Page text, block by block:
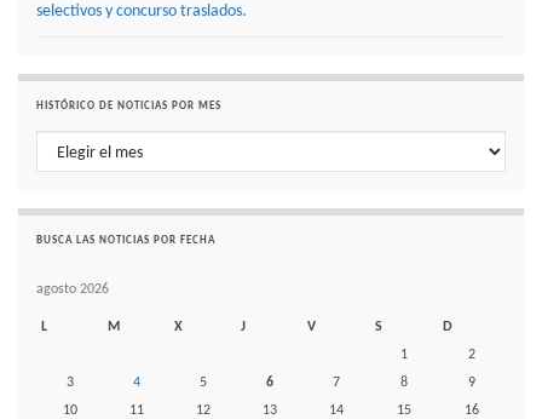
selectivos y concurso traslados.
HISTÓRICO DE NOTICIAS POR MES
Histórico de noticias por mes
BUSCA LAS NOTICIAS POR FECHA
agosto 2026
L M X J V S
D
1
2
3
4 5 6 7 8
9
10
11 12 13 14 15
16